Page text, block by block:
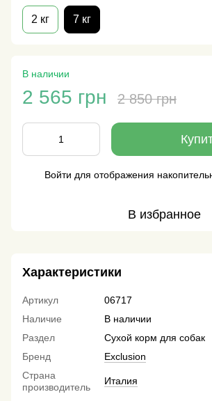
2 кг 7 кг
В наличии
2 565 грн 2 850 грн
Войти для отображения
В избранное
Характеристики
Артикул
06717
Наличие
В наличии
Раздел
Сухой корм для собак
Бренд
Exclusion
Страна
производитель
Италия